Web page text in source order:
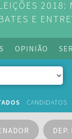
2018:
E
OPINIÃO
CANDIDATOS
DEP.